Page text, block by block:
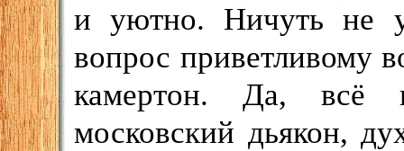
и уютно. Ничуть не
вопрос приветливому
камертон. Да, всё
московский дьякон,